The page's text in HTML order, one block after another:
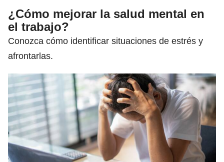
¿Cómo mejorar la salud mental en
el trabajo?
Conozca cómo identificar situaciones de estrés y
afrontarlas.